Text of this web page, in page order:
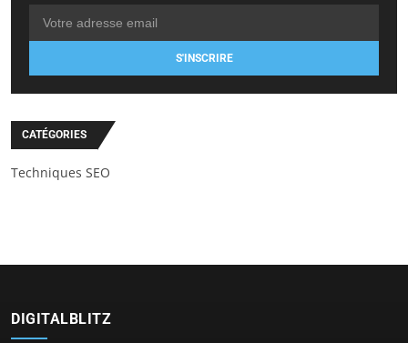
S'INSCRIRE
CATÉGORIES
Techniques SEO
DIGITALBLITZ